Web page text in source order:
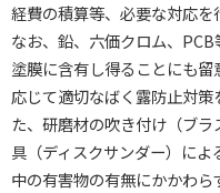
経費の積算等、必要な対応を
なお、鉛、六価クロム、
塗膜に含有し得ることにも
応じて適切なばく露防止対
た、研磨材の吹き付け（ブ
具（ディスクサンダー）に
中の有害物の有無にかかわ